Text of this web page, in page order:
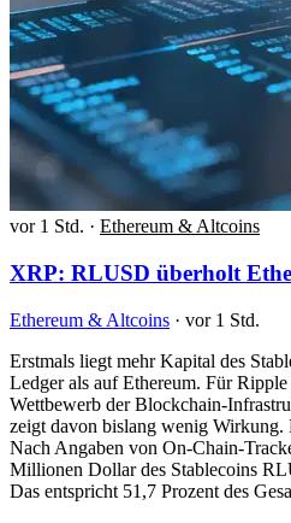
vor 1 Std. · Ethereum & Altcoins
XRP: RLUSD überholt
Ethereum & Altcoins · vor 1 Std.
Erstmals liegt mehr Kapital des
Ledger als auf Ethereum. Für
Wettbewerb der Blockchain-
zeigt davon bislang wenig
Nach Angaben von On-Chain-
Millionen Dollar des Stablecoins
Das entspricht 51,7 Prozent des